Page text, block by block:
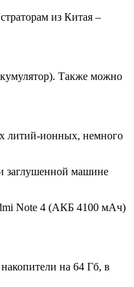
из Китая –
Также можно
литий-ионных, немного
заглушенной машине
Note 4 (АКБ 4100 мАч)
на 64 Гб, в